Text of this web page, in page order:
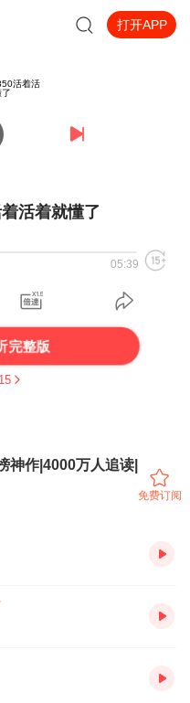
打开APP
活着就懂了
05:39
完整版
神作|4000万人追读|
免费订阅